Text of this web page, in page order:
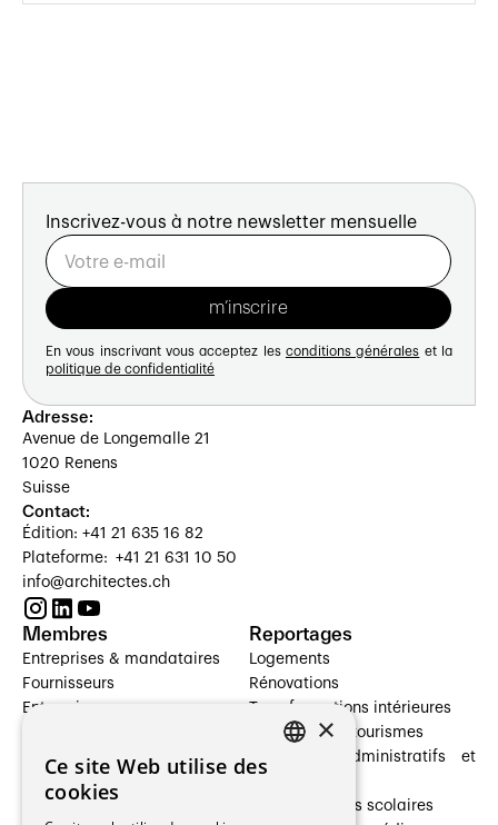
Inscrivez-vous à notre newsletter mensuelle
En vous inscrivant vous acceptez les conditions générales et la
politique de confidentialité
Adresse:
Avenue de Longemalle 21
1020 Renens
Suisse
Contact:
Édition: +41 21 635 16 82
Plateforme: +41 21 631 10 50
info@architectes.ch
Membres
Entreprises & mandataires
Fournisseurs
Entreprises
Architectes paysagistes
Architectes d'intérieur
Reportages
Logements
Rénovations
Transformations intérieures
Hôtelleries et tourismes
Bâtiments administratifs et
Établissements scolaires
×
Ce site Web utilise des
cookies